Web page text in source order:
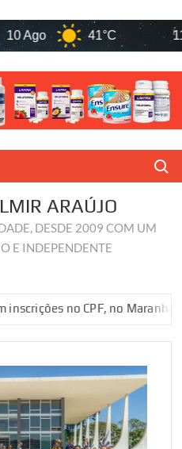
41°C 11
ARAÚJO
DESDE 2009 COM UM
E INDEPENDENTE
no CPF, no Maranhão